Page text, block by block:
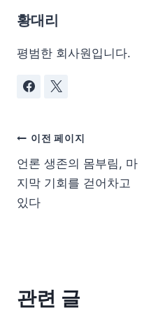
황대리
평범한 회사원입니다.
이전 페이지
언론 생존의 몸부림, 마
지막 기회를 걷어차고
있다
관련 글